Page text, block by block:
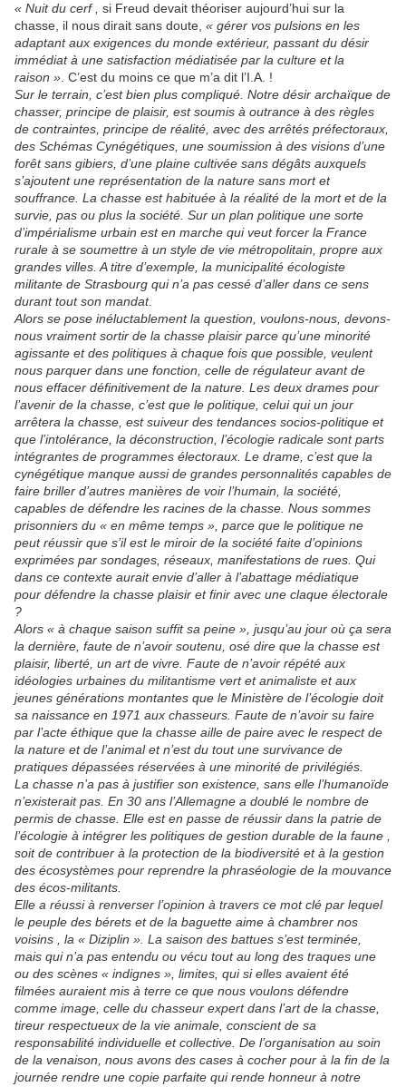
« Nuit du cerf , si Freud devait théoriser aujourd’hui sur la
chasse, il nous dirait sans doute, « gérer vos pulsions en les
adaptant aux exigences du monde extérieur, passant du désir
immédiat à une satisfaction médiatisée par la culture et la
raison » . C’est du moins ce que m’a dit l’I.A. !
Sur le terrain, c’est bien plus compliqué. Notre désir archaïque de
chasser, principe de plaisir, est soumis à outrance à des règles
de contraintes, principe de réalité, avec des arrêtés préfectoraux,
des Schémas Cynégétiques, une soumission à des visions d’une
forêt sans gibiers, d’une plaine cultivée sans dégâts auxquels
s’ajoutent une représentation de la nature sans mort et
souffrance. La chasse est habituée à la réalité de la mort et de la
survie, pas ou plus la société. Sur un plan politique une sorte
d’impérialisme urbain est en marche qui veut forcer la France
rurale à se soumettre à un style de vie métropolitain, propre aux
grandes villes. A titre d’exemple, la municipalité écologiste
militante de Strasbourg qui n’a pas cessé d’aller dans ce sens
durant tout son mandat.
Alors se pose inéluctablement la question, voulons-nous, devons-
nous vraiment sortir de la chasse plaisir parce qu’une minorité
agissante et des politiques à chaque fois que possible, veulent
nous parquer dans une fonction, celle de régulateur avant de
nous effacer définitivement de la nature. Les deux drames pour
l’avenir de la chasse, c’est que le politique, celui qui un jour
arrêtera la chasse, est suiveur des tendances socios-politique et
que l’intolérance, la déconstruction, l’écologie radicale sont parts
intégrantes de programmes électoraux. Le drame, c’est que la
cynégétique manque aussi de grandes personnalités capables de
faire briller d’autres manières de voir l’humain, la société,
capables de défendre les racines de la chasse. Nous sommes
prisonniers du « en même temps », parce que le politique ne
peut réussir que s’il est le miroir de la société faite d’opinions
exprimées par sondages, réseaux, manifestations de rues. Qui
dans ce contexte aurait envie d’aller à l’abattage médiatique
pour défendre la chasse plaisir et finir avec une claque électorale
?
Alors « à chaque saison suffit sa peine », jusqu’au jour où ça sera
la dernière, faute de n’avoir soutenu, osé dire que la chasse est
plaisir, liberté, un art de vivre. Faute de n’avoir répété aux
idéologies urbaines du militantisme vert et animaliste et aux
jeunes générations montantes que le Ministère de l’écologie doit
sa naissance en 1971 aux chasseurs. Faute de n’avoir su faire
par l’acte éthique que la chasse aille de paire avec le respect de
la nature et de l’animal et n’est du tout une survivance de
pratiques dépassées réservées à une minorité de privilégiés.
La chasse n’a pas à justifier son existence, sans elle l’humanoïde
n’existerait pas. En 30 ans l’Allemagne a doublé le nombre de
permis de chasse. Elle est en passe de réussir dans la patrie de
l’écologie à intégrer les politiques de gestion durable de la faune ,
soit de contribuer à la protection de la biodiversité et à la gestion
des écosystèmes pour reprendre la phraséologie de la mouvance
des écos-militants.
Elle a réussi à renverser l’opinion à travers ce mot clé par lequel
le peuple des bérets et de la baguette aime à chambrer nos
voisins , la « Diziplin ». La saison des battues s’est terminée,
mais qui n’a pas entendu ou vécu tout au long des traques une
ou des scènes « indignes », limites, qui si elles avaient été
filmées auraient mis à terre ce que nous voulons défendre
comme image, celle du chasseur expert dans l’art de la chasse,
tireur respectueux de la vie animale, conscient de sa
responsabilité individuelle et collective. De l’organisation au soin
de la venaison, nous avons des cases à cocher pour à la fin de la
journée rendre une copie parfaite qui rende honneur à notre